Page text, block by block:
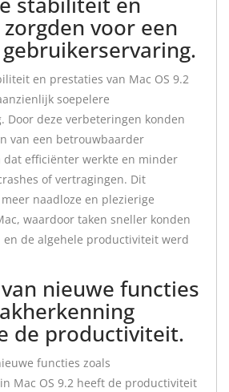
voor een
en prestaties van Mac OS 9.2
soepelere
Door deze verbeteringen konden
van een betrouwbaarder
dat efficiënter werkte en minder
of vertragingen. Dit
naadloze en plezierige
waardoor taken sneller konden
de algehele productiviteit werd
nieuwe functies
de productiviteit.
functies zoals
Mac OS 9.2 heeft de productiviteit